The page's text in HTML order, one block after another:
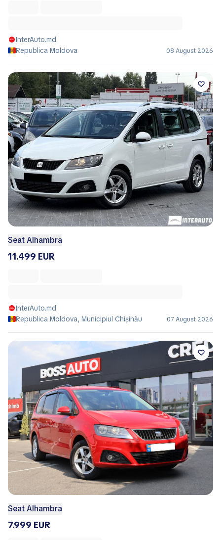
InterAuto.md
Republica Moldova
08 August 2026
Seat Alhambra
11.499 EUR
InterAuto.md
Republica Moldova, Municipiul Chișinău
07 August 2026
Seat Alhambra
7.999 EUR